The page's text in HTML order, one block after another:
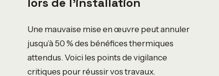
Une mauvaise mise en œuvre peut annuler
jusqu’à 50 % des bénéfices thermiques
attendus. Voici les points de vigilance
critiques pour réussir vos travaux.